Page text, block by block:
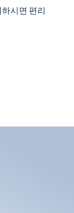
시면 편리